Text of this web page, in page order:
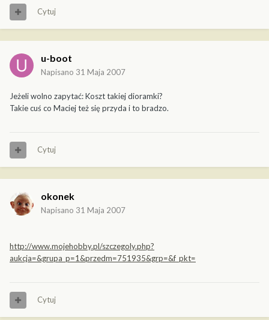
Cytuj
u-boot
Napisano 31 Maja 2007
Jeżeli wolno zapytać: Koszt takiej dioramki?
Takie cuś co Maciej też się przyda i to bradzo.
Cytuj
okonek
Napisano 31 Maja 2007
http://www.mojehobby.pl/szczegoly.php?
aukcja=&grupa_p=1&przedm=751935&grp=&f_pkt=
Cytuj